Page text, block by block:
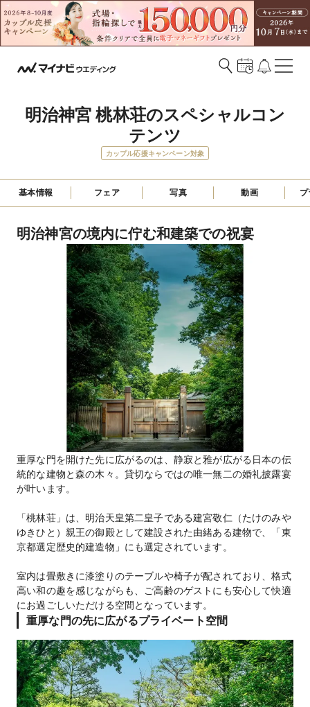
明治神宮 桃林荘のスペシャルコン
テンツ
カップル応援キャンペーン対象
基本情報 フェア 写真 動画
明治神宮の境内に佇む和建築での祝宴
重厚な門を開けた先に広がるのは、静寂と雅が広がる日本の伝
統的な建物と森の木々。貸切ならではの唯一無二の婚礼披露宴
が叶います。
「桃林荘」は、明治天皇第二皇子である建宮敬仁（たけのみや
ゆきひと）親王の御殿として建設された由緒ある建物で、「東
京都選定歴史的建造物」にも選定されています。
室内は畳敷きに漆塗りのテーブルや椅子が配されており、格式
高い和の趣を感じながらも、ご高齢のゲストにも安心して快適
にお過ごしいただける空間となっています。
重厚な門の先に広がるプライベート空間